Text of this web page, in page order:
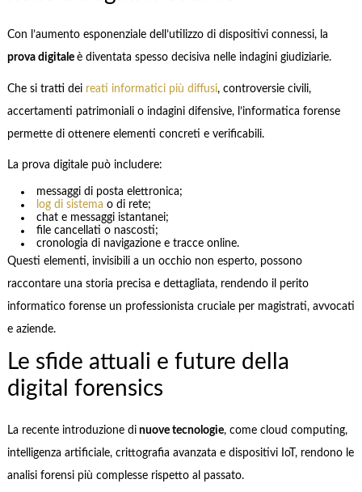
Con l’aumento esponenziale dell’utilizzo di dispositivi connessi, la
prova digitale è diventata spesso decisiva nelle indagini giudiziarie.
Che si tratti dei reati informatici più diffusi, controversie civili,
accertamenti patrimoniali o indagini difensive, l’informatica forense
permette di ottenere elementi concreti e verificabili.
La prova digitale può includere:
messaggi di posta elettronica;
log di sistema o di rete;
chat e messaggi istantanei;
file cancellati o nascosti;
cronologia di navigazione e tracce online.
Questi elementi, invisibili a un occhio non esperto, possono
raccontare una storia precisa e dettagliata, rendendo il perito
informatico forense un professionista cruciale per magistrati, avvocati
e aziende.
Le sfide attuali e future della
digital forensics
La recente introduzione dinuove tecnologie, come cloud computing,
intelligenza artificiale, crittografia avanzata e dispositivi IoT, rendono le
analisi forensi più complesse rispetto al passato.